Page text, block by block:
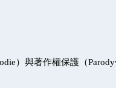
）與著作權保護（